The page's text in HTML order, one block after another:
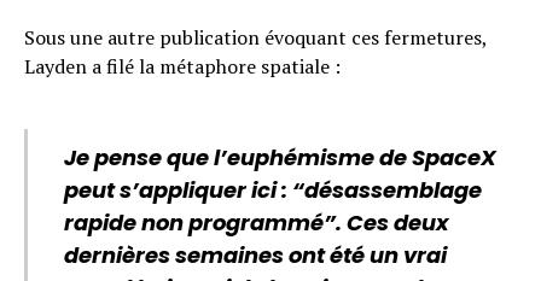
Sous une autre publication évoquant ces fermetures,
Layden a filé la métaphore spatiale :
Je pense que l’euphémisme de SpaceX
peut s’appliquer ici : “désassemblage
rapide non programmé”. Ces deux
dernières semaines ont été un vrai